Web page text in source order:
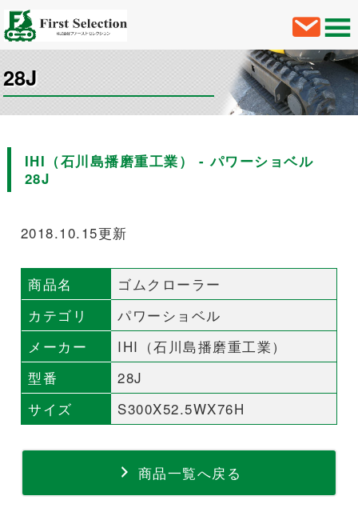
28J
IHI（石川島播磨重工業） - パワーショベル
28J
2018.10.15更新
商品名
ゴムクローラー
カテゴリ
パワーショベル
メーカー
IHI（石川島播磨重工業）
型番
28J
サイズ
S300X52.5WX76H
商品一覧へ戻る